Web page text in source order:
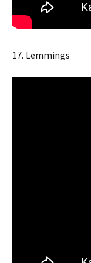
17. Lemmings